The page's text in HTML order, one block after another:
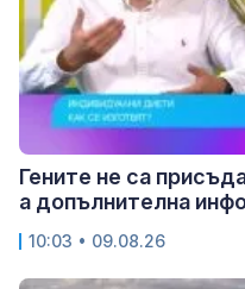
Гените не са
а допълнителна
10:03 • 09.08.26